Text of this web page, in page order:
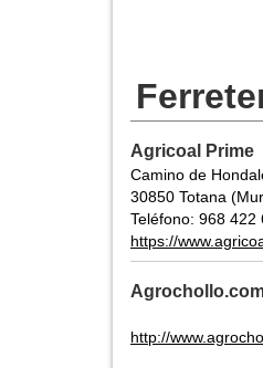
Agricoal Prime
Camino de
30850 Totana
Teléfono: 968 422
https://
http://